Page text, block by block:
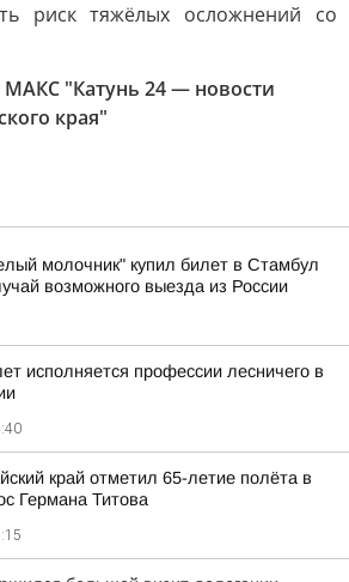
риск тяжёлых осложнений со
МАКС "Катунь 24 — новости
края"
молочник" купил билет в Стамбул
возможного выезда из России
исполняется профессии лесничего в
край отметил 65-летие полёта в
Германа Титова